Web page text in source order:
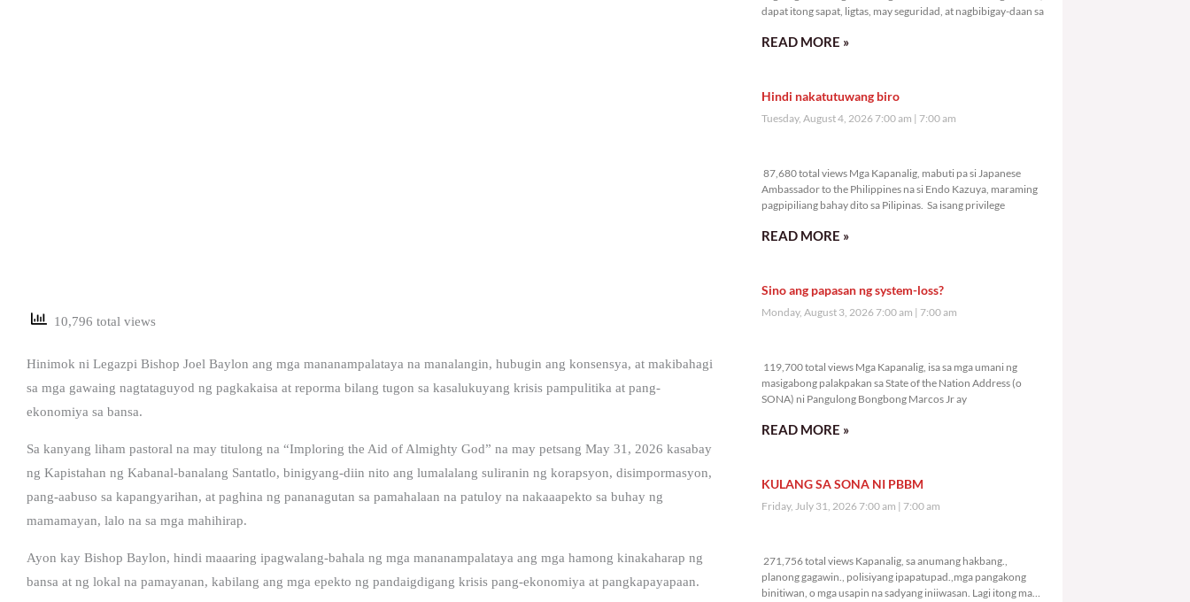
10,796 total views
Hinimok ni Legazpi Bishop Joel Baylon ang mga mananampalataya na manalangin, hubugin ang konsensya, at makibahagi
sa mga gawaing nagtataguyod ng pagkakaisa at reporma bilang tugon sa kasalukuyang krisis pampulitika at pang-
ekonomiya sa bansa.
Sa kanyang liham pastoral na may titulong na “Imploring the Aid of Almighty God” na may petsang May 31, 2026 kasabay
ng Kapistahan ng Kabanal-banalang Santatlo, binigyang-diin nito ang lumalalang suliranin ng korapsyon, disimpormasyon,
pang-aabuso sa kapangyarihan, at paghina ng pananagutan sa pamahalaan na patuloy na nakaaapekto sa buhay ng
mamamayan, lalo na sa mga mahihirap.
Ayon kay Bishop Baylon, hindi maaaring ipagwalang-bahala ng mga mananampalataya ang mga hamong kinakaharap ng
bansa at ng lokal na pamayanan, kabilang ang mga epekto ng pandaigdigang krisis pang-ekonomiya at pangkapayapaan.
dapat itong sapat, ligtas, may seguridad, at nagbibigay-daan sa
READ MORE »
Hindi nakatutuwang biro
Tuesday, August 4, 2026 7:00 am 7:00 am
87,680 total views Mga Kapanalig, mabuti pa si Japanese
Ambassador to the Philippines na si Endo Kazuya, maraming
pagpipiliang bahay dito sa Pilipinas. Sa isang privilege
READ MORE »
Sino ang papasan ng system-loss?
Monday, August 3, 2026 7:00 am 7:00 am
119,700 total views Mga Kapanalig, isa sa mga umani ng
masigabong palakpakan sa State of the Nation Address (o
SONA) ni Pangulong Bongbong Marcos Jr ay
READ MORE »
KULANG SA SONA NI PBBM
Friday, July 31, 2026 7:00 am 7:00 am
271,756 total views Kapanalig, sa anumang hakbang.,
planong gagawin., polisiyang ipapatupad.,mga pangakong
binitiwan, o mga usapin na sadyang iniiwasan. Lagi itong may